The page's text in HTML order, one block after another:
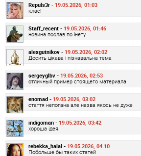
Repuls3r - 19.05.2026, 01:03
клас!
Staff_recent - 19.05.2026, 01:46
новина послав по інету.
alexgutnikov - 19.05.2026, 02:02
Досить цікава і пізнавальна тема
sergeyglbv - 19.05.2026, 02:53
отличный пример стоящего материала
enomad - 19.05.2026, 03:02
стаття непогана але назва якось не дуже
indigoman - 19.05.2026, 03:42
хороша ідея.
rebekka_halal - 19.05.2026, 04:10
Побольше бы таких статей